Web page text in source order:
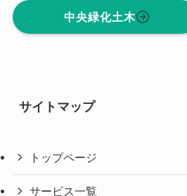
中央緑化土木
サイトマップ
トップページ
サービス一覧